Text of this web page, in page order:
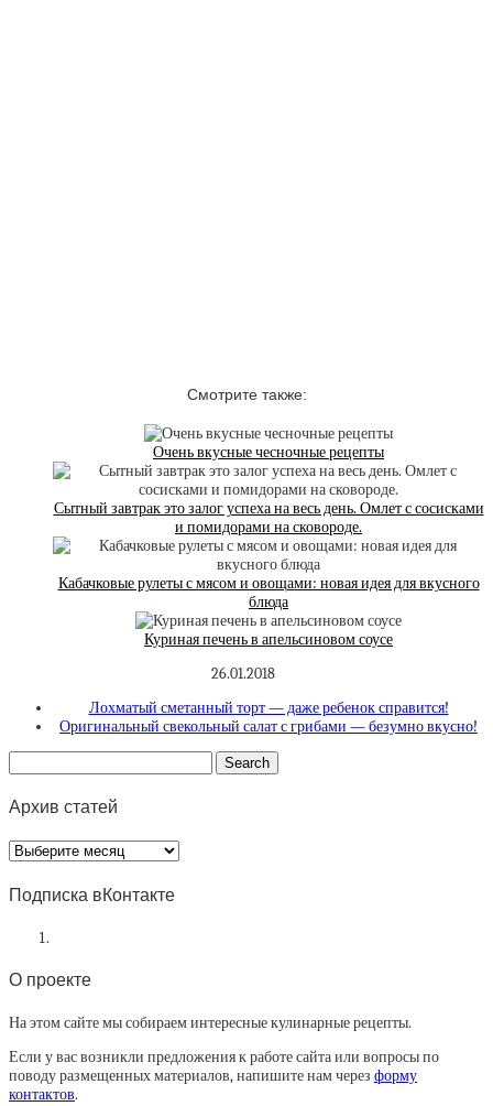
Смотрите также:
Очень вкусные чесночные рецепты
Сытный завтрак это залог успеха на весь день. Омлет с сосисками
и помидорами на сковороде.
Кабачковые рулеты с мясом и овощами: новая идея для вкусного
блюда
Куриная печень в апельсиновом соусе
26.01.2018
Лохматый сметанный торт — даже ребенок справится!
Оригинальный свекольный салат с грибами — безумно вкусно!
Архив статей
Архив
статей
Подписка вКонтакте
О проекте
На этом сайте мы собираем интересные кулинарные рецепты.
Если у вас возникли предложения к работе сайта или вопросы по
поводу размещенных материалов, напишите нам через форму
контактов.